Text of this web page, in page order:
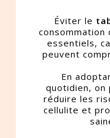
Éviter le
consommation
essentiels,
peuvent
En
quotidien, on
réduire les
cellulite et